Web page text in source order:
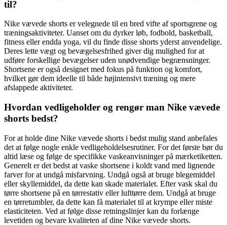
til?
Nike vævede shorts er velegnede til en bred vifte af sportsgrene og
træningsaktiviteter. Uanset om du dyrker løb, fodbold, basketball,
fitness eller endda yoga, vil du finde disse shorts yderst anvendelige.
Deres lette vægt og bevægelsesfrihed giver dig mulighed for at
udføre forskellige bevægelser uden unødvendige begrænsninger.
Shortsene er også designet med fokus på funktion og komfort,
hvilket gør dem ideelle til både højintensivt træning og mere
afslappede aktiviteter.
Hvordan vedligeholder og rengør man Nike vævede
shorts bedst?
For at holde dine Nike vævede shorts i bedst mulig stand anbefales
det at følge nogle enkle vedligeholdelsesrutiner. For det første bør du
altid læse og følge de specifikke vaskeanvisninger på mærketiketten.
Generelt er det bedst at vaske shortsene i koldt vand med lignende
farver for at undgå misfarvning. Undgå også at bruge blegemiddel
eller skyllemiddel, da dette kan skade materialet. Efter vask skal du
tørre shortsene på en tørrestativ eller lufttørre dem. Undgå at bruge
en tørretumbler, da dette kan få materialet til at krympe eller miste
elasticiteten. Ved at følge disse retningslinjer kan du forlænge
levetiden og bevare kvaliteten af dine Nike vævede shorts.